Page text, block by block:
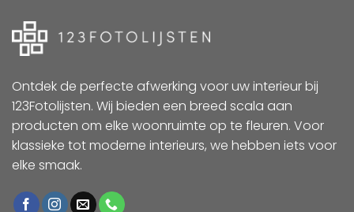
Ontdek de perfecte afwerking voor uw interieur bij
123Fotolijsten. Wij bieden een breed scala aan
producten om elke woonruimte op te fleuren. Voor
klassieke tot moderne interieurs, we hebben iets voor
elke smaak.